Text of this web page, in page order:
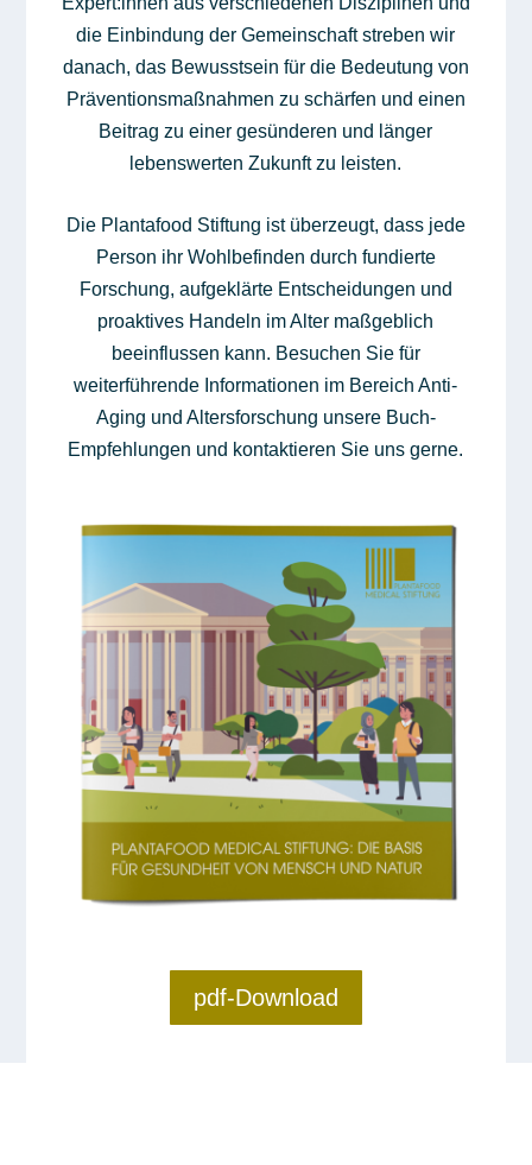
die Einbindung der Gemeinschaft streben wir
danach, das Bewusstsein für die Bedeutung von
Präventionsmaßnahmen zu schärfen und einen
Beitrag zu einer gesünderen und länger
lebenswerten Zukunft zu leisten.
Die Plantafood Stiftung ist überzeugt, dass jede
Person ihr Wohlbefinden durch fundierte
Forschung, aufgeklärte Entscheidungen und
proaktives Handeln im Alter maßgeblich
beeinflussen kann. Besuchen Sie für
weiterführende Informationen im Bereich Anti-
Aging und Altersforschung unsere Buch-
Empfehlungen und kontaktieren Sie uns gerne.
pdf-Download